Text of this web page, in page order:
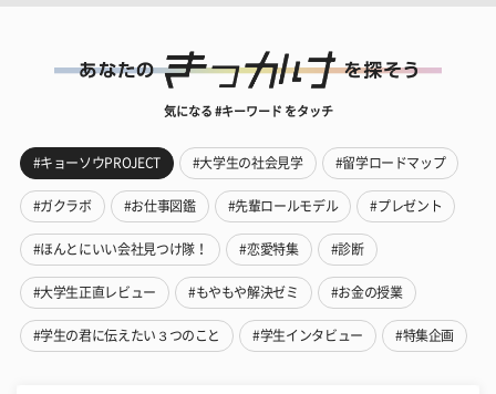
気になる #キーワード をタッチ
#キョーソウPROJECT #大学生の社会見学 #留学ロードマップ
#ガクラボ #お仕事図鑑 #先輩ロールモデル #プレゼント
#ほんとにいい会社見つけ隊！ #恋愛特集 #診断
#大学生正直レビュー #もやもや解決ゼミ #お金の授業
#学生の君に伝えたい３つのこと #学生インタビュー #特集企画